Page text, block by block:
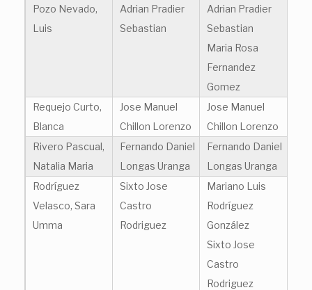
Pozo Nevado,
Luis
Adrian Pradier
Sebastian
Adrian Pradier
Sebastian
Maria Rosa
Fernandez
Gomez
Requejo Curto,
Blanca
Jose Manuel
Chillon Lorenzo
Jose Manuel
Chillon Lorenzo
Rivero Pascual,
Natalia Maria
Fernando Daniel
Longas Uranga
Fernando Daniel
Longas Uranga
Rodríguez
Velasco, Sara
Umma
Sixto Jose
Castro
Rodriguez
Mariano Luis
Rodríguez
González
Sixto Jose
Castro
Rodriguez